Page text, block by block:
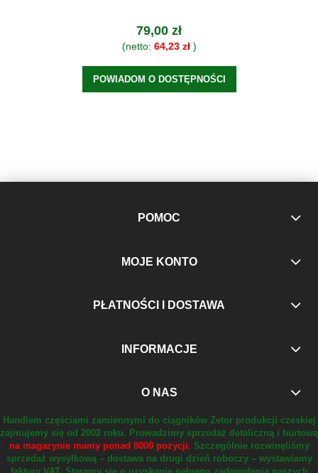
79,00 zł
(netto: 64,23 zł)
POWIADOM O DOSTĘPNOŚCI
POMOC
MOJE KONTO
PŁATNOŚCI I DOSTAWA
INFORMACJE
O NAS
Handlem częściami zamiennymi do ciągników Zetor produkcji czeskiej
zajmujemy się od 2002 roku. Prowadzimy sprzedaż detaliczną i hurtową
na magazynie mamy ponad 8000 pozycji. Szczególnie rozwinęliśmy
sprzedaż wysyłkową – dostawa na drugi dzień roboczy – wystawiamy